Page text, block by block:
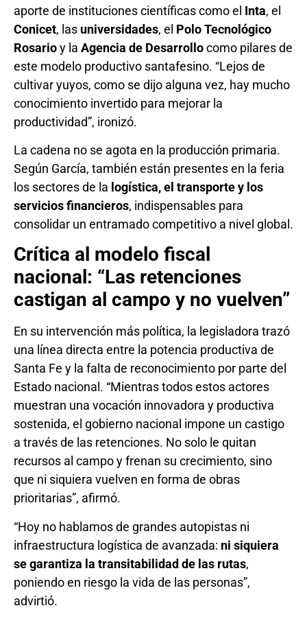
aporte de instituciones científicas como el Inta, el
Conicet, las universidades, el Polo Tecnológico
Rosarioy la Agencia de Desarrollocomo pilares de
este modelo productivo santafesino. “Lejos de
cultivar yuyos, como se dijo alguna vez, hay mucho
conocimiento invertido para mejorar la
productividad”, ironizó.
La cadena no se agota en la producción primaria.
Según García, también están presentes en la feria
los sectores de la logística, el transporte y los
servicios financieros, indispensables para
consolidar un entramado competitivo a nivel global.
Crítica al modelo fiscal
nacional: “Las retenciones
castigan al campo y no vuelven”
En su intervención más política, la legisladora trazó
una línea directa entre la potencia productiva de
Santa Fe y la falta de reconocimiento por parte del
Estado nacional. “Mientras todos estos actores
muestran una vocación innovadora y productiva
sostenida, el gobierno nacional impone un castigo
a través de las retenciones. No solo le quitan
recursos al campo y frenan su crecimiento, sino
que ni siquiera vuelven en forma de obras
prioritarias”, afirmó.
“Hoy no hablamos de grandes autopistas ni
infraestructura logística de avanzada: ni siquiera
se garantiza la transitabilidad de las rutas,
poniendo en riesgo la vida de las personas”,
advirtió.